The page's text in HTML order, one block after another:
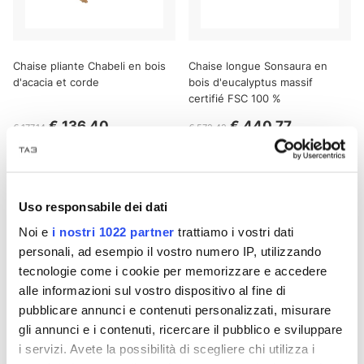
Uso responsabile dei dati
Noi e i nostri 1022 partner trattiamo i vostri dati
personali, ad esempio il vostro numero IP, utilizzando
tecnologie come i cookie per memorizzare e accedere
alle informazioni sul vostro dispositivo al fine di
pubblicare annunci e contenuti personalizzati, misurare
gli annunci e i contenuti, ricercare il pubblico e sviluppare
i servizi. Avete la possibilità di scegliere chi utilizza i
Chaise pliante Chabeli en bois
d'acacia et corde
€ 177,14 € 136,40
Chaise longue Sonsaura en
bois d'eucalyptus massif
certifié FSC 100 %
€ 572,42 € 440,77